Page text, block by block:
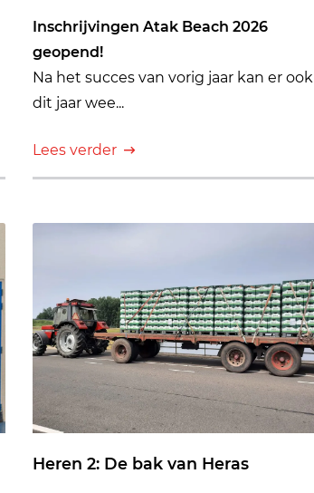
Inschrijvingen Atak Beach 2026
geopend!
Na het succes van vorig jaar kan er ook
dit jaar wee...
Lees verder
Heren 2: De bak van Heras